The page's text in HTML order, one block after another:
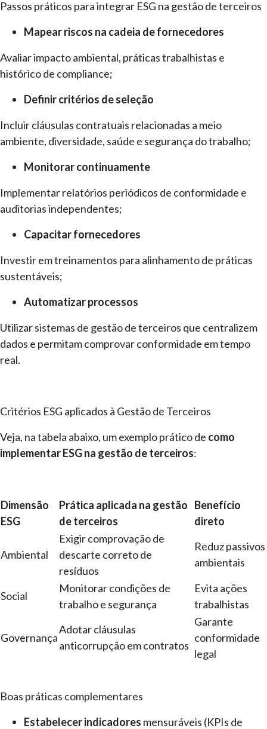
Passos práticos para integrar ESG na gestão de terceiros
Mapear riscos na cadeia de fornecedores
Avaliar impacto ambiental, práticas trabalhistas e
histórico de compliance;
Definir critérios de seleção
Incluir cláusulas contratuais relacionadas a meio
ambiente, diversidade, saúde e segurança do trabalho;
Monitorar continuamente
Implementar relatórios periódicos de conformidade e
auditorias independentes;
Capacitar fornecedores
Investir em treinamentos para alinhamento de práticas
sustentáveis;
Automatizar processos
Utilizar sistemas de gestão de terceiros que centralizem
dados e permitam comprovar conformidade em tempo
real.
Critérios ESG aplicados à Gestão de Terceiros
Veja, na tabela abaixo, um exemplo prático de como
implementar ESG na gestão de terceiros:
Dimensão
ESG
Prática aplicada na gestão
de terceiros
Benefício
direto
Ambiental
Exigir comprovação de
descarte correto de
resíduos
Reduz passivos
ambientais
Social
Monitorar condições de
trabalho e segurança
Evita ações
trabalhistas
Governança
Adotar cláusulas
anticorrupção em contratos
Garante
conformidade
legal
Boas práticas complementares
Estabelecer indicadores mensuráveis (KPIs de